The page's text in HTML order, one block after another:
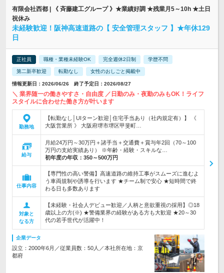
有限会社西都 | 《 斉藤建工グループ 》★業績好調 ★残業月5～10h ★土日
祝休み
未経験歓迎！阪神高速道路の【 安全管理スタッフ 】★年休129
日
正社員 職種・業種未経験OK 完全週休2日制 学歴不問
第二新卒歓迎 転勤なし 女性のおしごと掲載中
情報更新日：2026/06/26 終了予定日：2026/08/27
＼ 業界随一の働きやすさ・自由度 ／日勤のみ・夜勤のみもOK！ライフ
スタイルに合わせた働き方が叶います
勤務地
【転勤なし│UIターン歓迎│住宅手当あり（社内規定有）】 《
大阪営業所 》 大阪府堺市堺区甲斐町…
給与
月給24万円～30万円＋諸手当＋交通費＋賞与年2回（70～100
万円の支給実績あり） ※年齢・経験・スキルな…
初年度の年収： 350～500万円
仕事内容
【専門性の高い警備】高速道路の維持工事がスムーズに進むよ
う車両規制や誘導を行います ★チーム制で安心 ★短時間で終
わる日も多数あります
対象と
なる方
【未経験・社会人デビュー歓迎／人柄と意欲重視の採用】◎18
歳以上の方(※) ★警備業界の経験がある方も大歓迎 ★20～30
代の若手世代が活躍中！
企業データ
設立：2000年6月／従業員数：50人／本社所在地：京
都府